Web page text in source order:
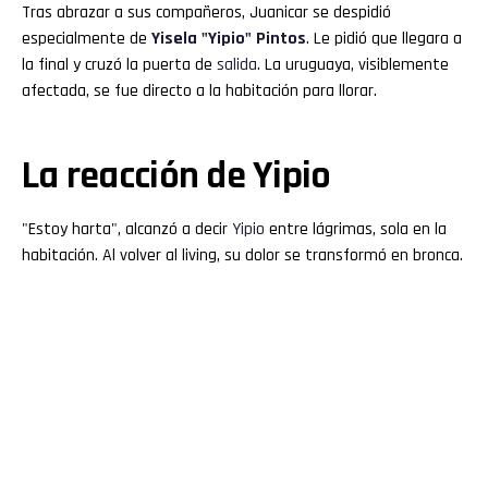
Tras abrazar a sus compañeros, Juanicar se despidió
especialmente de Yisela "Yipio" Pintos. Le pidió que llegara a
la final y cruzó la puerta de salida. La uruguaya, visiblemente
afectada, se fue directo a la habitación para llorar.
La reacción de Yipio
"Estoy harta", alcanzó a decir Yipio entre lágrimas, sola en la
habitación. Al volver al living, su dolor se transformó en bronca.